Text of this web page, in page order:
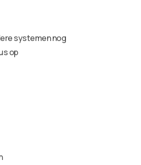
systemen nog
op